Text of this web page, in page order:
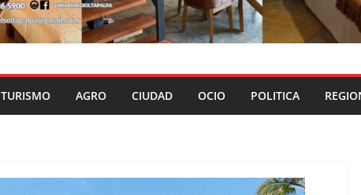
TURISMO AGRO CIUDAD OCIO POLITICA